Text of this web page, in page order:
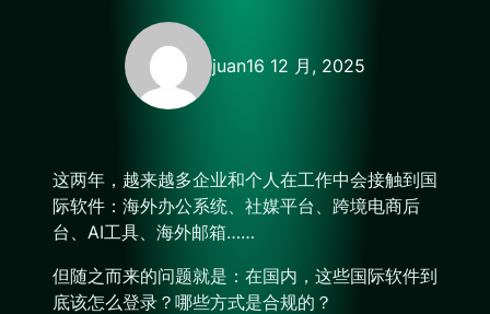
juan16 12 月, 2025
这两年，越来越多企业和个人在工作中会接触到国
际软件：海外办公系统、社媒平台、跨境电商后
台、AI工具、海外邮箱……
但随之而来的问题就是：在国内，这些国际软件到
底该怎么登录？哪些方式是合规的？